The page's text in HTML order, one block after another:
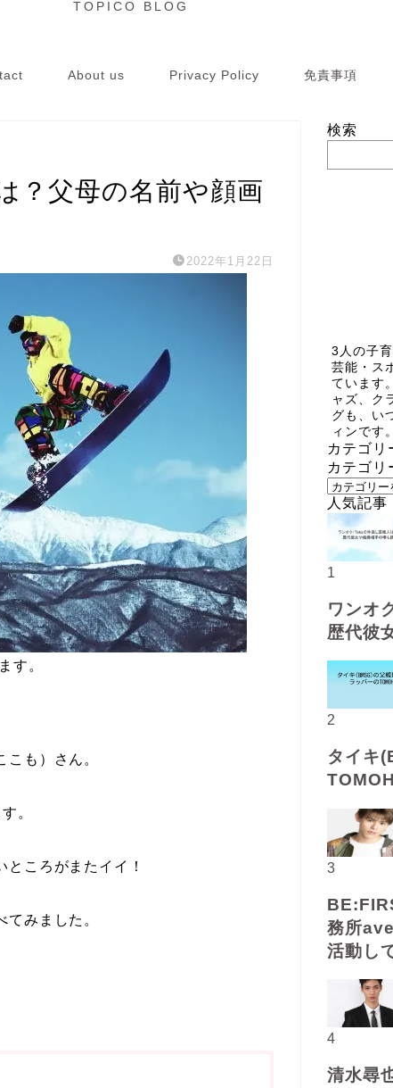
TOPICO BLOG
About us Privacy Policy 免責事項
？父母の名前や顔画
2022年1月22日
す。
も）さん。
。
ころがまたイイ！
みました。
検索
3人の子
芸能・ス
ています
ャズ、ク
グも、い
ィンです。
カテゴリ
カテゴリ
人気記事
1
ワンオ
歴代彼
2
タイキ
3
務所
活動し
4
清水尋